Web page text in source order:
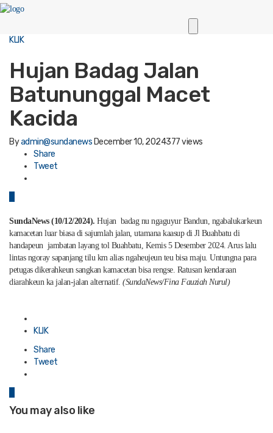
KLIK
Hujan Badag Jalan
Batununggal Macet
Kacida
Byadmin@sundanews December 10, 2024377 views
Share
Tweet
SundaNews (10/12/2024). Hujan badag nu ngaguyur Bandun, ngabalukarkeun
kamacetan luar biasa di sajumlah jalan, utamana kaasup di Jl Buahbatu di
handapeun jambatan layang tol Buahbatu, Kemis 5 Desember 2024. Arus lalu
lintas ngoray sapanjang tilu km alias ngaheujeun teu bisa maju. Untungna para
petugas dikerahkeun sangkan kamacetan bisa rengse. Ratusan kendaraan
diarahkeun ka jalan-jalan alternatif. (SundaNews/Fina Fauziah Nurul)
in
KLIK
Share
Tweet
You may also like